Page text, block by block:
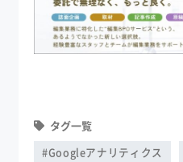
タグ一覧
#Googleアナリティクス